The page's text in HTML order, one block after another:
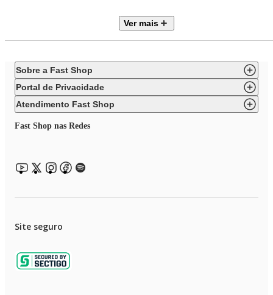
Peso Líquido 10 kg
Garantia de Fabricante 90 dias
Ver mais
Sobre a Fast Shop
Portal de Privacidade
Atendimento Fast Shop
Fast Shop nas Redes
Site seguro